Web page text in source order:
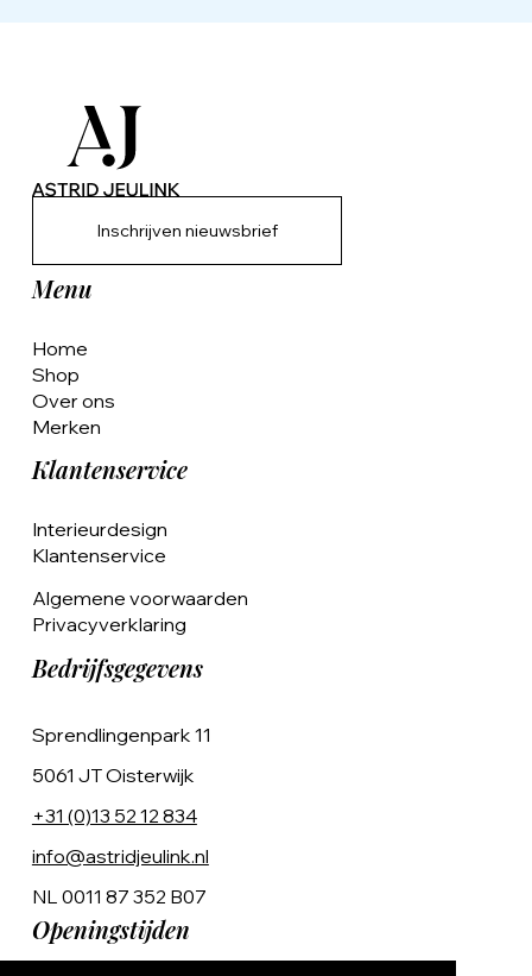
Inschrijven nieuwsbrief
Menu
Home
Shop
Over ons
Merken
Klantenservice
Interieurdesign
Klantenservice
Algemene voorwaarden
Privacyverklaring
Bedrijfsgegevens
Sprendlingenpark 11
5061 JT Oisterwijk
+31 (0)13 52 12 834
info@astridjeulink.nl
NL 0011 87 352 B07
Openingstijden